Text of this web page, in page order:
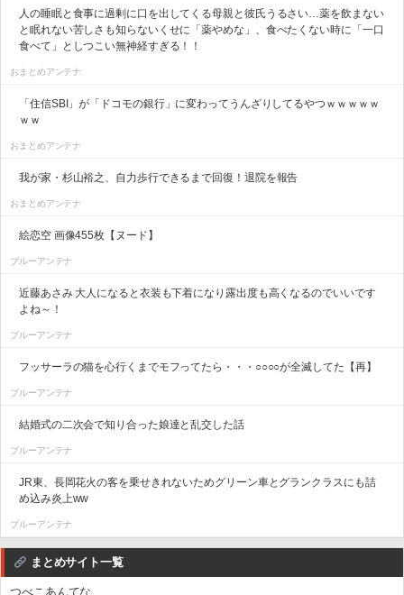
人の睡眠と食事に過剰に口を出してくる母親と彼氏うるさい…薬を飲まない
と眠れない苦しさも知らないくせに「薬やめな」、食べたくない時に「一口
食べて」としつこい無神経すぎる！！
おまとめアンテナ
「住信SBI」が「ドコモの銀行」に変わってうんざりしてるやつｗｗｗｗｗ
ｗｗ
おまとめアンテナ
我が家・杉山裕之、自力歩行できるまで回復！退院を報告
おまとめアンテナ
絵恋空 画像455枚【ヌード】
ブルーアンテナ
近藤あさみ 大人になると衣装も下着になり露出度も高くなるのでいいです
よね～！
ブルーアンテナ
フッサーラの猫を心行くまでモフってたら・・・○○○○が全滅してた【再】
ブルーアンテナ
結婚式の二次会で知り合った娘達と乱交した話
ブルーアンテナ
JR東、長岡花火の客を乗せきれないためグリーン車とグランクラスにも詰
め込み炎上ww
ブルーアンテナ
まとめサイト一覧
つべこあんてな